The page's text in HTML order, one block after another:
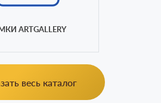
ARTGALLERY
весь каталог